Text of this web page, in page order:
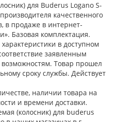
для Buderus Logano S-
качественного
в продаже в интернет-
Базовая комплектация.
в доступном
заявленным
Товар прошел
сроку службы. Действует
наличии товара на
и времени доставки.
(колосник) для buderus